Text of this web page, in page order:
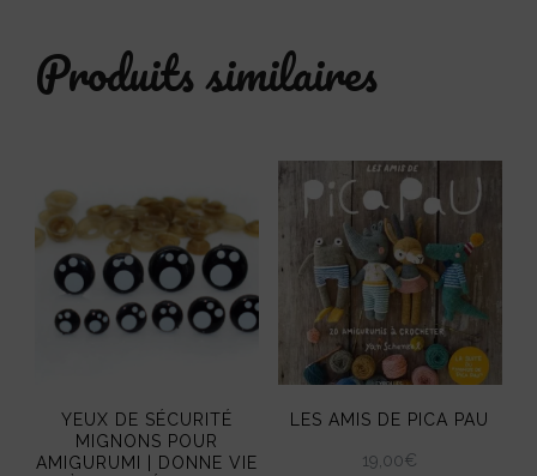
Produits similaires
YEUX DE SÉCURITÉ
MIGNONS POUR
AMIGURUMI | DONNE VIE
LES AMIS DE PICA PAU
19,00€